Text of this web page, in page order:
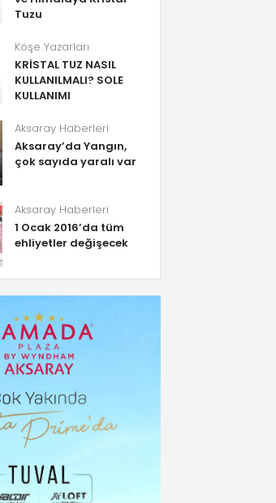
Tuzu
Köşe Yazarları
KRİSTAL TUZ NASIL
KULLANILMALI? SOLE
KULLANIMI
Aksaray Haberleri
Aksaray’da Yangın,
çok sayıda yaralı var
Aksaray Haberleri
1 Ocak 2016’da tüm
ehliyetler değişecek